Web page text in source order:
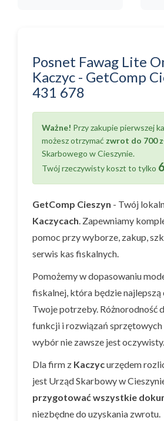
Posnet Fawag Lite
Kaczyc - GetComp
431 678
Ważne! Przy zakupie pierwszej
możesz otrzymać zwrot do 700
Skarbowego w Cieszynie.
Twój rzeczywisty koszt to tylko
GetComp Cieszyn - Twój
Kaczycach. Zapewniamy
pomoc przy wyborze, zakup,
serwis kas fiskalnych.
Pomożemy w dopasowaniu
fiskalnej, która będzie najlepszą
Twoje potrzeby. Różnorodność
funkcji i rozwiązań sprzętowych
wybór nie zawsze jest oczywisty.
Dla firm z Kaczycurzędem
jest Urząd Skarbowy w
przygotować wszystkie
niezbędne do uzyskania zwrotu.